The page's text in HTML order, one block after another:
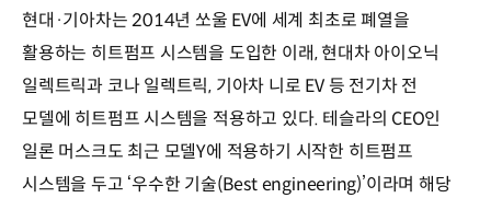
현대·기아차는 2014년 쏘울 EV에 세계 최초로 폐열을
활용하는 히트펌프 시스템을 도입한 이래, 현대차 아이오닉
일렉트릭과 코나 일렉트릭, 기아차 니로 EV 등 전기차 전
모델에 히트펌프 시스템을 적용하고 있다. 테슬라의 CEO인
일론 머스크도 최근 모델Y에 적용하기 시작한 히트펌프
시스템을 두고 ‘우수한 기술(Best engineering)’이라며 해당